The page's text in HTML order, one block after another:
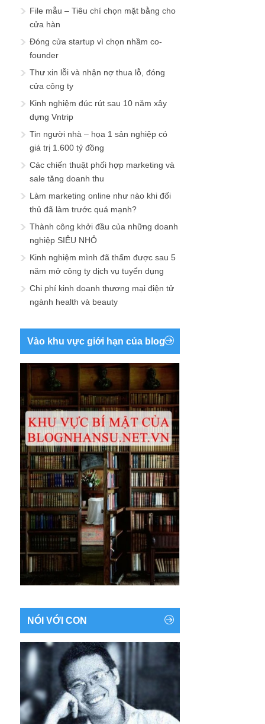
File mẫu – Tiêu chí chọn mặt bằng cho
cửa hàn
Đóng cửa startup vì chọn nhầm co-
founder
Thư xin lỗi và nhận nợ thua lỗ, đóng
cửa công ty
Kinh nghiệm đúc rút sau 10 năm xây
dựng Vntrip
Tin người nhà – họa 1 sản nghiệp có
giá trị 1.600 tỷ đồng
Các chiến thuật phối hợp marketing và
sale tăng doanh thu
Làm marketing online như nào khi đối
thủ đã làm trước quá mạnh?
Thành công khởi đầu của những doanh
nghiệp SIÊU NHỎ
Kinh nghiệm mình đã thấm được sau 5
năm mở công ty dịch vụ tuyển dụng
Chi phí kinh doanh thương mại điện tử
ngành health và beauty
Vào khu vực giới hạn của blog
NÓI VỚI CON